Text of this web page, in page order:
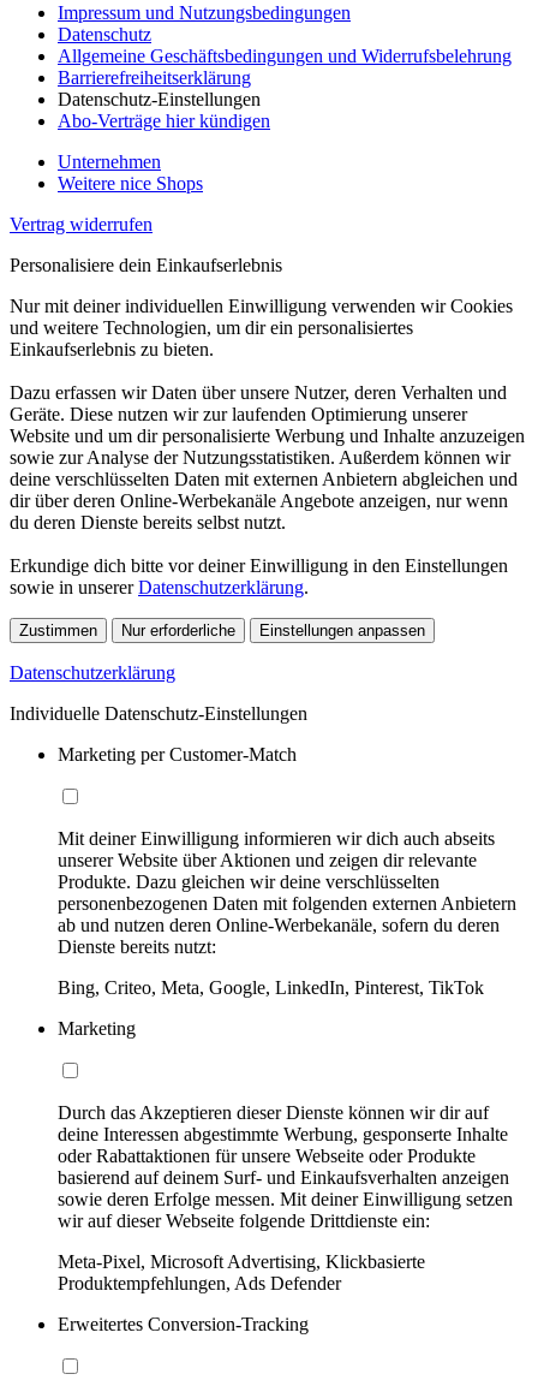
Impressum und Nutzungsbedingungen
Datenschutz
Allgemeine Geschäftsbedingungen und Widerrufsbelehrung
Barrierefreiheitserklärung
Datenschutz-Einstellungen
Abo-Verträge hier kündigen
Unternehmen
Weitere nice Shops
Vertrag widerrufen
Personalisiere dein Einkaufserlebnis
Nur mit deiner individuellen Einwilligung verwenden wir Cookies
und weitere Technologien, um dir ein personalisiertes
Einkaufserlebnis zu bieten.
Dazu erfassen wir Daten über unsere Nutzer, deren Verhalten und
Geräte. Diese nutzen wir zur laufenden Optimierung unserer
Website und um dir personalisierte Werbung und Inhalte anzuzeigen
sowie zur Analyse der Nutzungsstatistiken. Außerdem können wir
deine verschlüsselten Daten mit externen Anbietern abgleichen und
dir über deren Online-Werbekanäle Angebote anzeigen, nur wenn
du deren Dienste bereits selbst nutzt.
Erkundige dich bitte vor deiner Einwilligung in den Einstellungen
sowie in unsererDatenschutzerklärung.
Zustimmen Nur erforderliche Einstellungen anpassen
Datenschutzerklärung
Individuelle Datenschutz-Einstellungen
Marketing per Customer-Match
Mit deiner Einwilligung informieren wir dich auch abseits
unserer Website über Aktionen und zeigen dir relevante
Produkte. Dazu gleichen wir deine verschlüsselten
personenbezogenen Daten mit folgenden externen Anbietern
ab und nutzen deren Online-Werbekanäle, sofern du deren
Dienste bereits nutzt:
Bing, Criteo, Meta, Google, LinkedIn, Pinterest, TikTok
Marketing
Durch das Akzeptieren dieser Dienste können wir dir auf
deine Interessen abgestimmte Werbung, gesponserte Inhalte
oder Rabattaktionen für unsere Webseite oder Produkte
basierend auf deinem Surf- und Einkaufsverhalten anzeigen
sowie deren Erfolge messen. Mit deiner Einwilligung setzen
wir auf dieser Webseite folgende Drittdienste ein:
Meta-Pixel, Microsoft Advertising, Klickbasierte
Produktempfehlungen, Ads Defender
Erweitertes Conversion-Tracking